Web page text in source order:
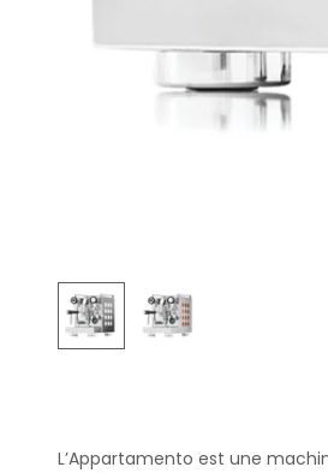
L’Appartamento est une